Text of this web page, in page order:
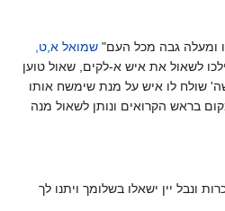
ומעלה גבה מכל העם" שמואל א,ט,
לשאול את איש א-לקים, שאול טוען
שולח לו איש על מנת שימשח אותו
בראש הקרואים ונותן לשאול מנה
גדיים, שלוש ככרות ונבל יין ישאלו בשלומך ויתנו לך